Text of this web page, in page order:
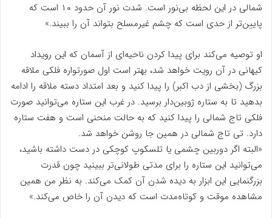
شمالی در این لحظه بی‌نور است. شدت نور آن حدود ۱۰ است که
پایین‌تر از حدی است که چشم غیرمسلح بتواند آن را ببیند.»
او توصیه می‌کند برای پیدا کردن ناحیه‌ای از آسمان که این رویداد
کیهانی در آن رویت خواهد شد، بهتر است اول صورتواره فلکی ملاقه
بزرگ (بخشی از دب اکبر) را پیدا کنید و بعد امتداد دسته ملاقه را ادامه
بدهید تا به ستاره ژوبین‌دار برسید. در غرب این ستاره می‌توانید صورت
فلکی تاج شمالی را پیدا کنید که به حالت منحنی است و هفت ستاره
دارد. تی‌ تاج شمالی در همین جا روشن خواهد شد.
«البته اگر دوربین چشمی یا تلسکوپ کوچکی در دست داشته باشید،
می‌توانید این ستاره را برای مدتی طولانی‌تر ببینید چون قدرت
بزرگنمایی این ابزار به دیده شدن آن کمک می‌کند. به نظر من همین
مشاهده موقت و کوتاه‌مدت است که دیدن آن را خاص می‌کند.»